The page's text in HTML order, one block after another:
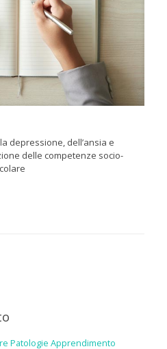
depressione, dell’ansia e
delle competenze socio-
Patologie Apprendimento